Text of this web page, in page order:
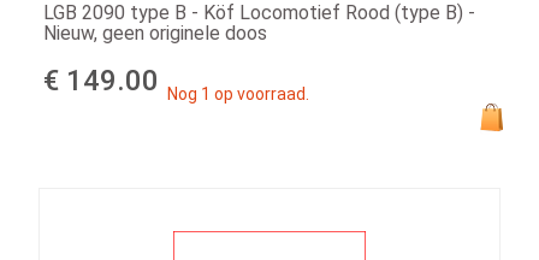
LGB 2090 type B - Köf Locomotief Rood (type B) -
Nieuw, geen originele doos
€ 149.00 Nog 1 op voorraad.